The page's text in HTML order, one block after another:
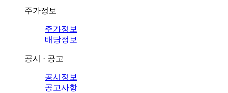
주가정보
주가정보
배당정보
공시 · 공고
공시정보
공고사항